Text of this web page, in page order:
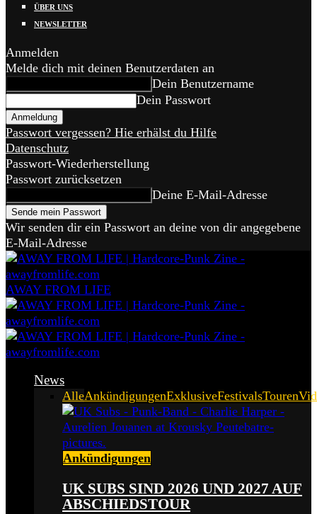
ÜBER UNS
NEWSLETTER
Anmelden
Melde dich mit deinen Benutzerdaten an
Dein Benutzername
Dein Passwort
Passwort vergessen? Hie erhälst du Hilfe
Datenschutz
Passwort-Wiederherstellung
Passwort zurücksetzen
Deine E-Mail-Adresse
Wir senden dir ein Passwort an deine von dir angegebene
E-Mail-Adresse
AWAY FROM LIFE
News
AlleAnkündigungenExklusiveFestivalsTouren
Ankündigungen
UK SUBS SIND 2026 UND 2027 AUF
ABSCHIEDSTOUR